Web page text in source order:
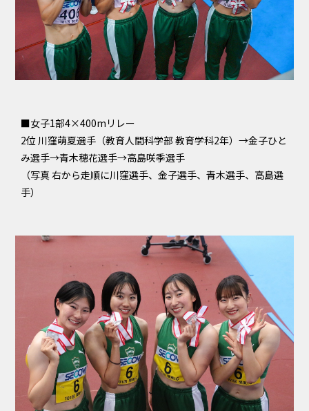
■女子1部4×400mリレー
2位 川窪萌夏選手（教育人間科学部 教育学科2年）→金子ひと
み選手→青木穂花選手→高島咲季選手
（写真 右から走順に川窪選手、金子選手、青木選手、高島選
手）